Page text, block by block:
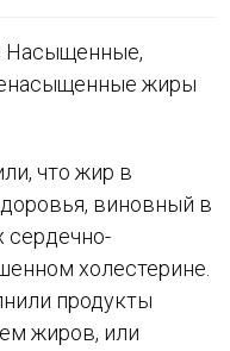
что жир в
виновный в
сердечно-
холестерине.
продукты
жиров, или